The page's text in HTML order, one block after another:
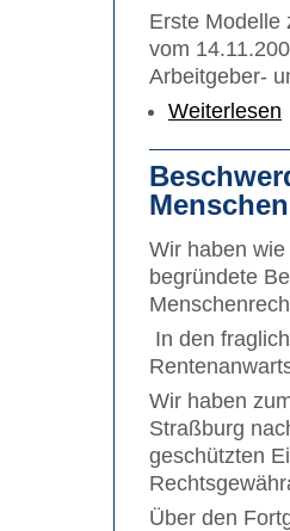
Erste Modelle
vom
Arbeitgeber-
Weiterlesen
Wir haben
begründete
In den
Wir haben
Straßburg
geschützten
Über den